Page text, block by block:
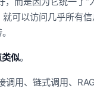
可以访问几乎所有
似。
调用、链式调用、